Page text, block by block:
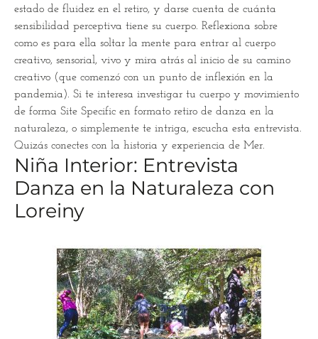
estado de fluidez en el retiro, y darse cuenta de cuánta
sensibilidad perceptiva tiene su cuerpo. Reflexiona sobre
como es para ella soltar la mente para entrar al cuerpo
creativo, sensorial, vivo y mira atrás al inicio de su camino
creativo (que comenzó con un punto de inflexión en la
pandemia). Si te interesa investigar tu cuerpo y movimiento
de forma Site Specific en formato retiro de danza en la
naturaleza, o simplemente te intriga, escucha esta entrevista.
Quizás conectes con la historia y experiencia de Mer.
Niña Interior: Entrevista
Danza en la Naturaleza con
Loreiny